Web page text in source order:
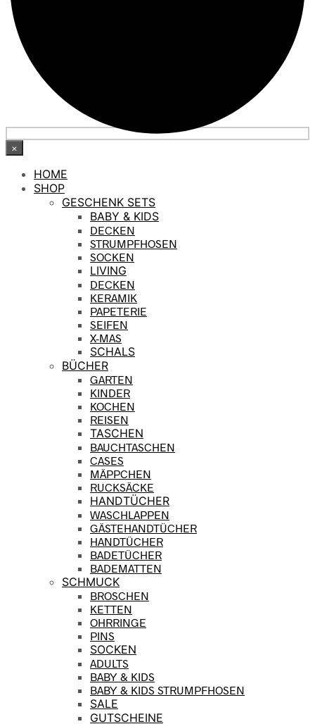
×
HOME
SHOP
GESCHENK SETS
BABY & KIDS
DECKEN
STRUMPFHOSEN
SOCKEN
LIVING
DECKEN
KERAMIK
PAPETERIE
SEIFEN
X-MAS
SCHALS
BÜCHER
GARTEN
KINDER
KOCHEN
REISEN
TASCHEN
BAUCHTASCHEN
CASES
MÄPPCHEN
RUCKSÄCKE
HANDTÜCHER
WASCHLAPPEN
GÄSTEHANDTÜCHER
HANDTÜCHER
BADETÜCHER
BADEMATTEN
SCHMUCK
BROSCHEN
KETTEN
OHRRINGE
PINS
SOCKEN
ADULTS
BABY & KIDS
BABY & KIDS STRUMPFHOSEN
SALE
GUTSCHEINE